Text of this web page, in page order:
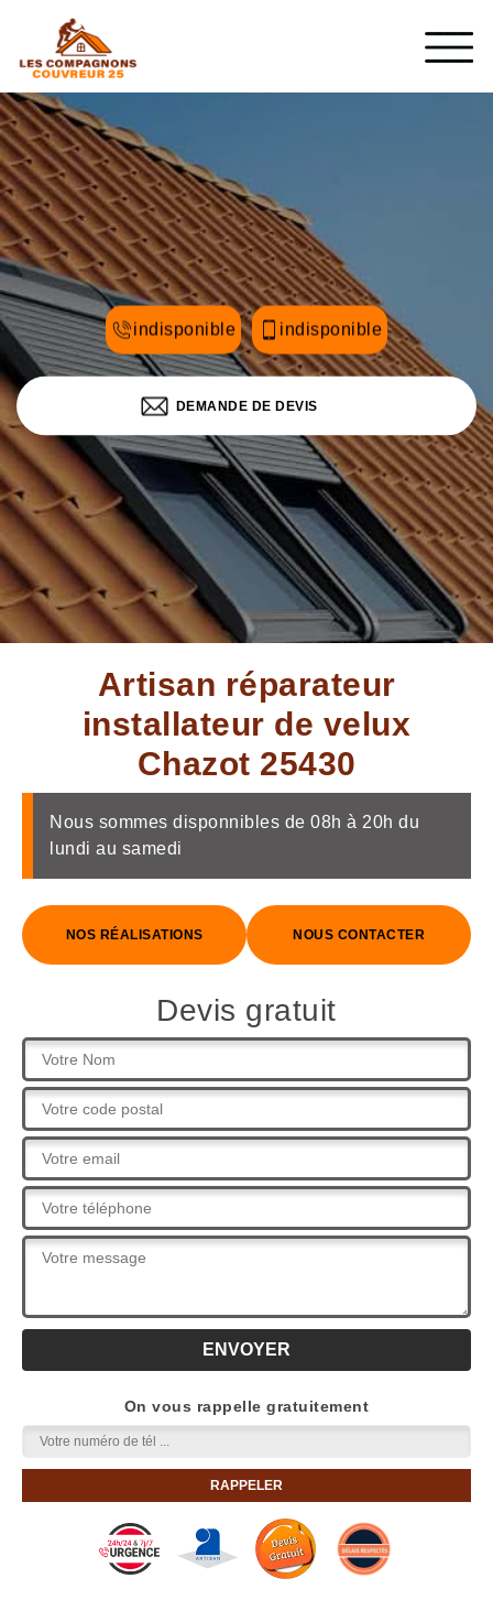
indisponible indisponible
DEMANDE DE DEVIS
Artisan réparateur
installateur de velux
Chazot 25430
Nous sommes disponnibles de 08h à 20h du
lundi au samedi
NOS RÉALISATIONS NOUS CONTACTER
Devis gratuit
On vous rappelle gratuitement